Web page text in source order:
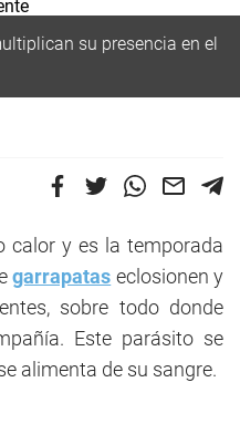
su presencia en el
calor y es la temporada
garrapatas eclosionen y
sobre todo donde
Este parásito se
alimenta de su sangre.